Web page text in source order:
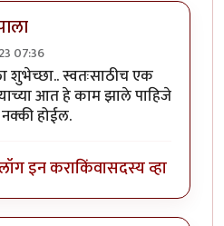
07:36
Bhakti
शुभेच्छा.. स्वतःसाठीच एक
आत हे काम झाले पाहिजे
होईल.
इन कराकिंवासदस्य व्हा